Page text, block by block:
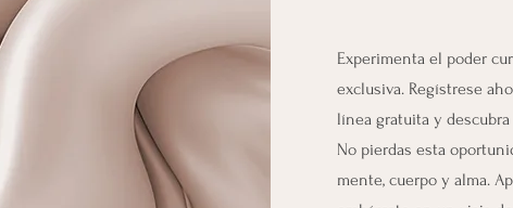
Experimenta el poder
exclusiva. Regístrese
línea gratuita y
No pierdas esta
mente, cuerpo y alma.